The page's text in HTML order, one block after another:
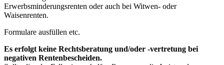
Erwerbsminderungsrenten oder auch bei Witwen- oder
Waisenrenten.
Formulare ausfüllen etc.
Es erfolgt keine Rechtsberatung und/oder -vertretung bei
negativen Rentenbescheiden.